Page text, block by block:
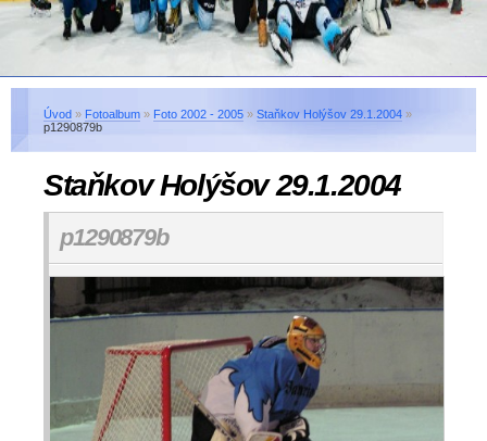
Úvod » Fotoalbum » Foto 2002 - 2005 » Staňkov Holýšov 29.1.2004 »
p1290879b
Staňkov Holýšov 29.1.2004
p1290879b